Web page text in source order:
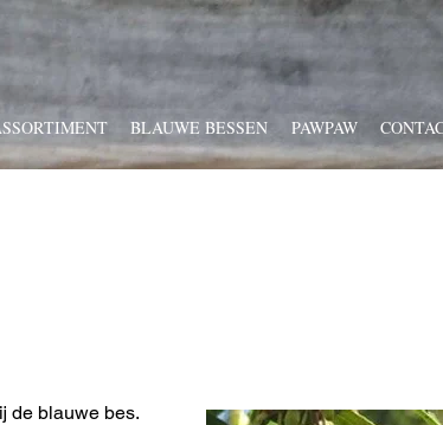
BLAUWE BESSEN PAWPAW
de blauwe bes.